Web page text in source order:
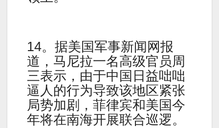
14。据美国军事新闻网报
道，马尼拉一名高级官员周
三表示，由于中国日益咄咄
逼人的行为导致该地区紧张
局势加剧，菲律宾和美国今
年将在南海开展联合巡逻。